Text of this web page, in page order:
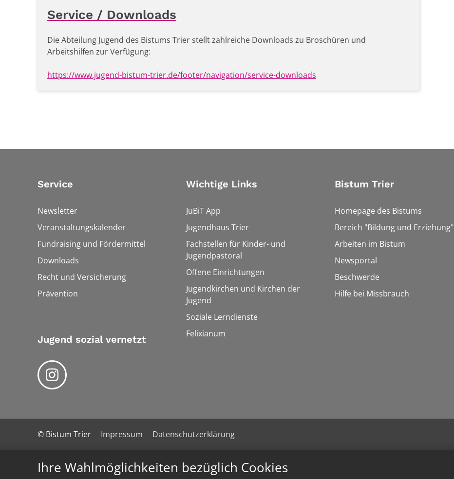
Ihre Wahlmöglichkeiten bezüglich Cookies
Service / Downloads
Die Abteilung Jugend des Bistums Trier stellt zahlreiche Downloads zu Broschüren und
Arbeitshilfen zur Verfügung:
https://www.jugend-bistum-trier.de/footer/navigation/service-downloads
Service
Newsletter
Veranstaltungskalender
Fundraising und Fördermittel
Downloads
Recht und Versicherung
Prävention
Jugend sozial vernetzt
Wichtige Links
JuBiT App
Jugendhaus Trier
Fachstellen für Kinder- und
Jugendpastoral
Offene Einrichtungen
Jugendkirchen und Kirchen der
Jugend
Soziale Lerndienste
Felixianum
Bistum Trier
Homepage des Bistums
Bereich "Bildung und Erziehung"
Arbeiten im Bistum
Newsportal
Beschwerde
Hilfe bei Missbrauch
© Bistum Trier Impressum Datenschutzerklärung